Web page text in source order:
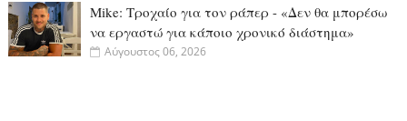
Mike: Τροχαίο για τον ράπερ - «Δεν θα μπορέσω
να εργαστώ για κάποιο χρονικό διάστημα»
Αύγουστος 06, 2026